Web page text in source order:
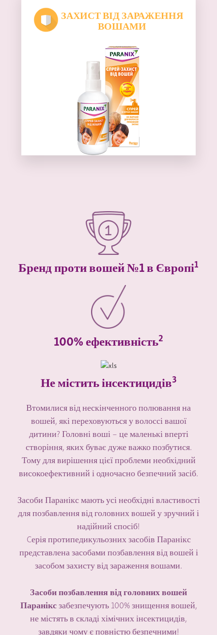
ЗАХИСТ ВІД ЗАРАЖЕННЯ
ВОШАМИ
Бренд проти вошей №1 в Європі1
100% ефективність2
Не містить інсектицидів3
Втомилися від нескінченного полювання на
вошей, які переховуються у волоссі вашої
дитини? Головні воші – це маленькі вперті
створіння, яких буває дуже важко позбутися.
Тому для вирішення цієї проблеми необхідний
високоефективний і одночасно безпечний засіб.
Засоби Паранікс мають усі необхідні властивості
для позбавлення від головних вошей у зручний і
надійний спосіб!
Cерія протипедикульозних засобів Паранікс
представлена засобами позбавлення від вошей і
засобом захисту від зараження вошами.
Засоби позбавлення від головних вошей
Параніксзабезпечують 100% знищення вошей,
не містять в складі хімічних інсектицидів,
завдяки чому є повністю безпечними!